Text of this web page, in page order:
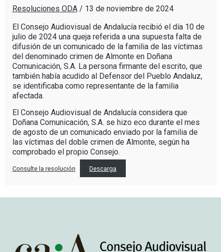
Resoluciones ODA/ 13 de noviembre de 2024
El Consejo Audiovisual de Andalucía recibió el día 10 de
julio de 2024 una queja referida a una supuesta falta de
difusión de un comunicado de la familia de las víctimas
del denominado crimen de Almonte en Doñana
Comunicación, S.A. La persona firmante del escrito, que
también había acudido al Defensor del Pueblo Andaluz,
se identificaba como representante de la familia
afectada.
El Consejo Audiovisual de Andalucía considera que
Doñana Comunicación, S.A. se hizo eco durante el mes
de agosto de un comunicado enviado por la familia de
las víctimas del doble crimen de Almonte, según ha
comprobado el propio Consejo.
Consulte la resolución Descarga